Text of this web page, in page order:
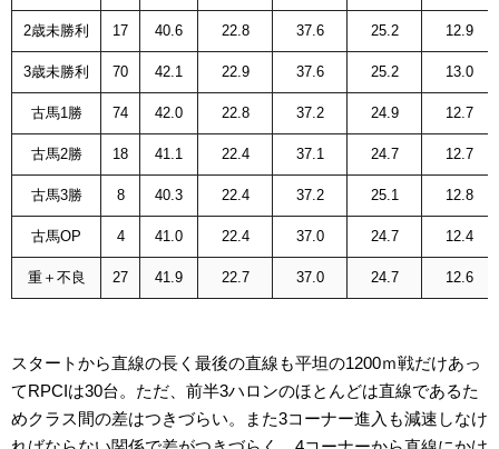
2歳未勝利 17 40.6 22.8 37.6 25.2 12.9
3歳未勝利 70 42.1 22.9 37.6 25.2 13.0
古馬1勝 74 42.0 22.8 37.2 24.9 12.7
古馬2勝 18 41.1 22.4 37.1 24.7 12.7
古馬3勝 8 40.3 22.4 37.2 25.1 12.8
古馬OP 4 41.0 22.4 37.0 24.7 12.4
重＋不良 27 41.9 22.7 37.0 24.7 12.6
スタートから直線の長く最後の直線も平坦の1200ｍ戦だけあっ
てRPCIは30台。ただ、前半3ハロンのほとんどは直線であるた
めクラス間の差はつきづらい。また3コーナー進入も減速しなけ